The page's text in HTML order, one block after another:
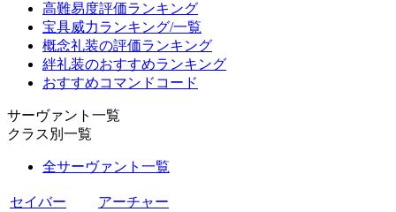
高難易度評価ランキング
宝具威力ランキング/一覧
概念礼装の評価ランキング
絆礼装のおすすめランキング
おすすめコマンドコード
サーヴァント一覧
クラス別一覧
全サーヴァント一覧
セイバー
アーチャー